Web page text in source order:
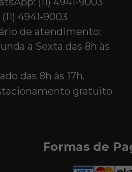
(11) 4941-9003
de atendimento:
a Sexta das 8h às
das 8h às 17h.
gratuito
Formas de